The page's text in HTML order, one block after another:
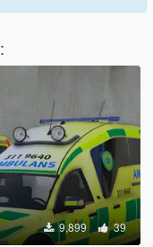
:
9,899 39